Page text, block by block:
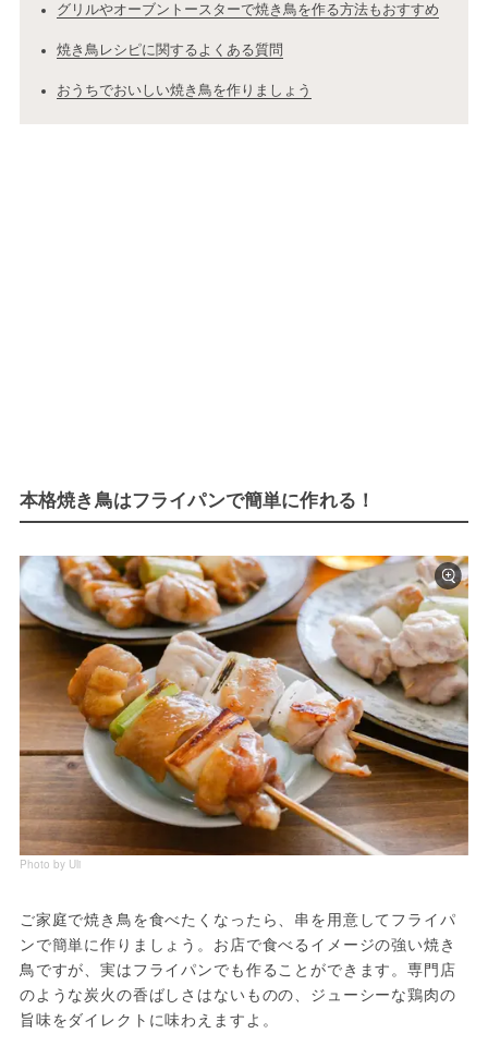
グリルやオーブントースターで焼き鳥を作る方法もおすすめ
焼き鳥レシピに関するよくある質問
おうちでおいしい焼き鳥を作りましょう
本格焼き鳥はフライパンで簡単に作れる！
Photo by Uli
ご家庭で焼き鳥を食べたくなったら、串を用意してフライパ
ンで簡単に作りましょう。お店で食べるイメージの強い焼き
鳥ですが、実はフライパンでも作ることができます。専門店
のような炭火の香ばしさはないものの、ジューシーな鶏肉の
旨味をダイレクトに味わえますよ。